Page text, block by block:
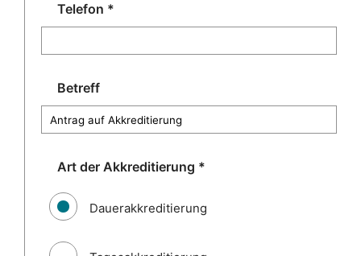
Telefon *
Betreff
Art der Akkreditierung *
Dauerakkreditierung